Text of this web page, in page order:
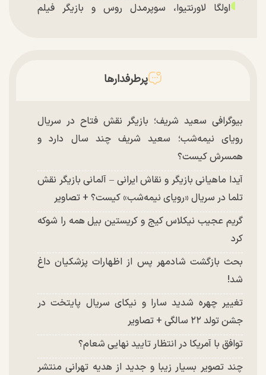
اولگا لاورنتیوا، سوپرمدل روس و بازیگر فیلم
پرطرفدارها
بیوگرافی سعید شریف؛ بازیگر نقش فتاح در سریال
رویای نیمه‌شب؛ سعید شریف چند سال دارد و
همسرش کیست؟
آیدا ماهیانی بازیگر و نقاش ایرانی – آلمانی بازیگر نقش
تلما در سریال «رویای نیمه‌شب» کیست؟ + تصاویر
گریم عجیب نیکلاس کیج و کریستین بیل همه را شوکه
کرد
بحث بازگشت شادمهر پس از اظهارات پزشکیان داغ
شد!
تغییر چهره شدید سارا و نیکای سریال پایتخت در
جشن تولد ۲۲ سالگی + تصاویر
توافق با آمریکا در انتظار تایید نهایی شعام؟
چند تصویر بسیار زیبا و جدید از هدیه تهرانی منتشر